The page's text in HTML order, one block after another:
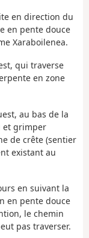
en direction du
en pente douce
Xaraboilenea.
qui traverse
en zone
au bas de la
et grimper
de crête (sentier
existant au
en suivant la
en pente douce
le chemin
pas traverser.